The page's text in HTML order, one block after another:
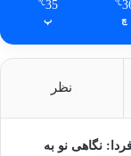
℃
چ
35
℃
پ
نظر
نگاهی نو به